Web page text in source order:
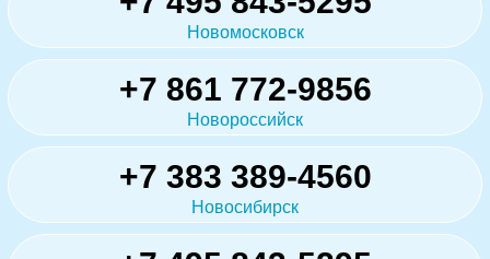
Новомосковск
+7 861 772-9856
Новороссийск
+7 383 389-4560
Новосибирск